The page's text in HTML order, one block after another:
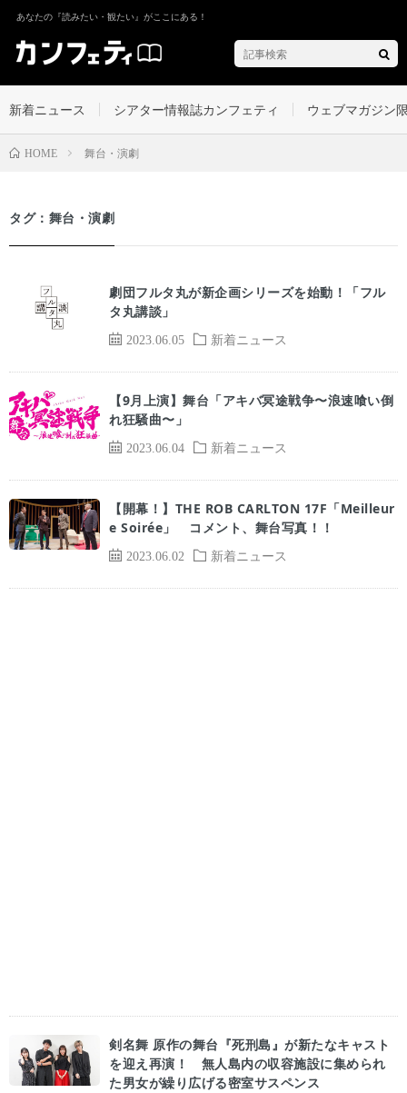
あなたの『読みたい・観たい』がここにある！
新着ニュース シアター情報誌カンフェティ ウェブマガジン
HOME 舞台・演劇
タグ：舞台・演劇
2023.06.05 新着ニュース
劇団フルタ丸が新企画シリーズを始動！「フル
タ丸講談」
2023.06.04 新着ニュース
【9月上演】舞台「アキバ冥途戦争〜浪速喰い倒
れ狂騒曲〜」
2023.06.02 新着ニュース
【開幕！】THE ROB CARLTON 17F「Meilleur
e Soirée」 コメント、舞台写真！！
剣名舞 原作の舞台『死刑島』が新たなキャスト
を迎え再演！ 無人島内の収容施設に集められ
た男女が繰り広げる密室サスペンス